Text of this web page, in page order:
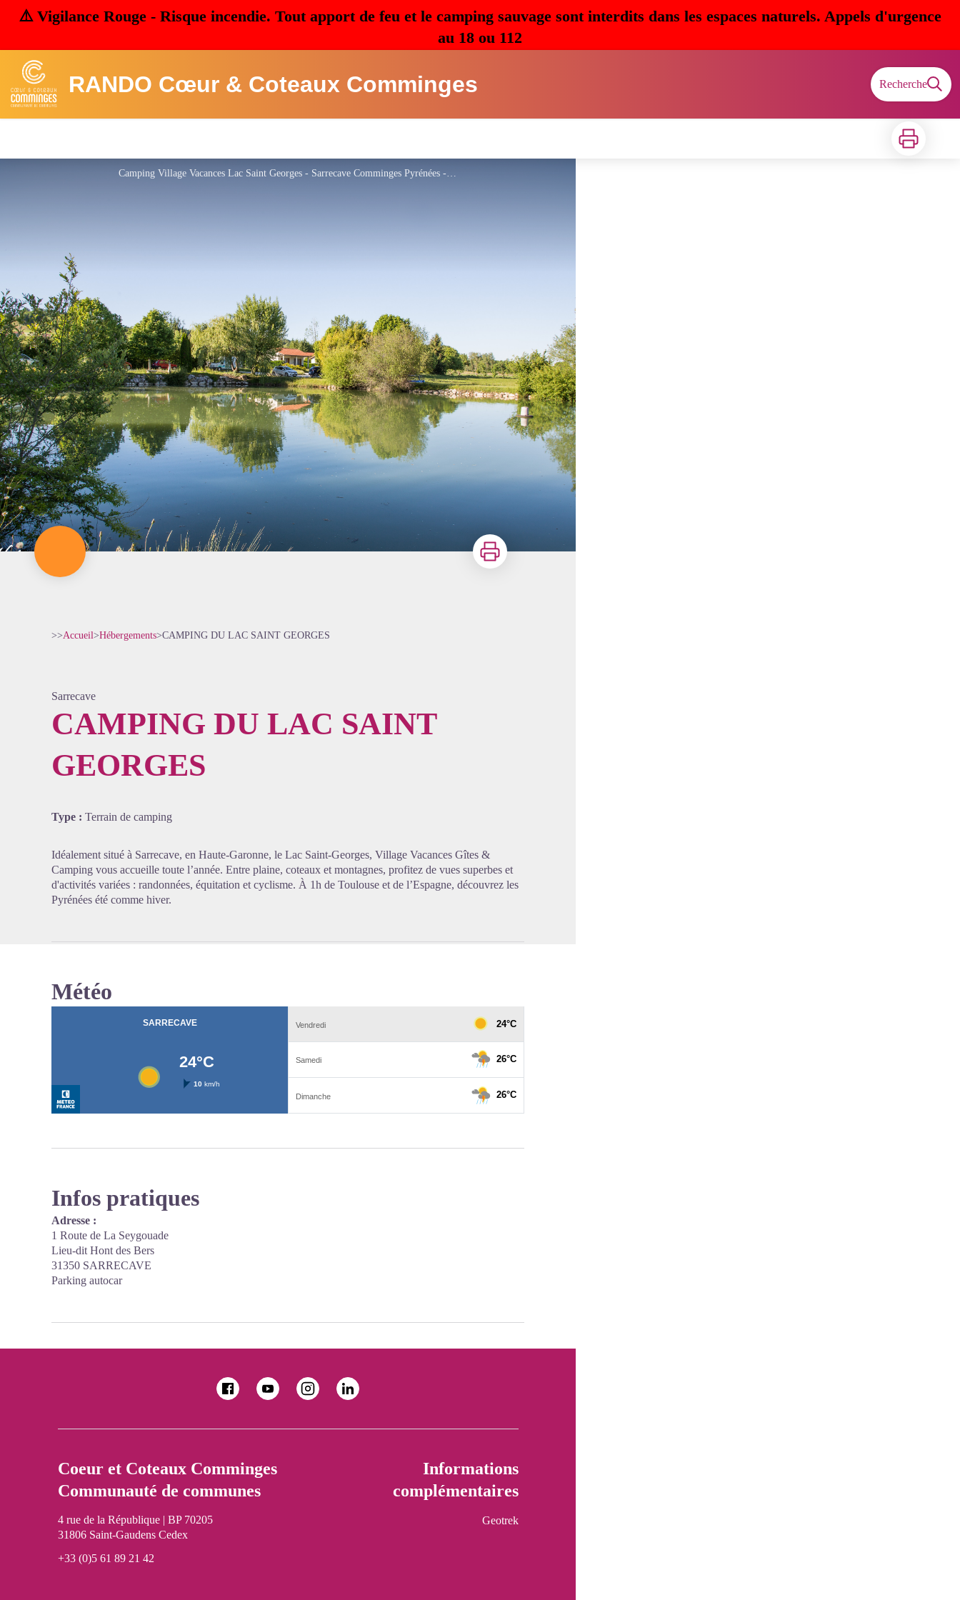
⚠️ Vigilance Rouge - Risque incendie. Tout apport de feu et le camping sauvage sont interdits dans les espaces naturels. Appels d'urgence
au 18 ou 112
RANDO Cœur & Coteaux Comminges Recherche
Imprimer
Camping Village Vacances Lac Saint Georges - Sarrecave Comminges Pyrénées - Lac Saint Georges
Imprimer
>>Accueil>Hébergements>CAMPING DU LAC SAINT GEORGES
Sarrecave
CAMPING DU LAC SAINT
GEORGES
Type : Terrain de camping
Idéalement situé à Sarrecave, en Haute-Garonne, le Lac Saint-Georges, Village Vacances Gîtes &
Camping vous accueille toute l’année. Entre plaine, coteaux et montagnes, profitez de vues superbes et
d'activités variées : randonnées, équitation et cyclisme. À 1h de Toulouse et de l’Espagne, découvrez les
Pyrénées été comme hiver.
Météo
Infos pratiques
Adresse :
1 Route de La Seygouade
Lieu-dit Hont des Bers
31350 SARRECAVE
Parking autocar
Coeur et Coteaux Comminges
Communauté de communes
4 rue de la République | BP 70205
31806 Saint-Gaudens Cedex
+33 (0)5 61 89 21 42
Informations
complémentaires
Geotrek